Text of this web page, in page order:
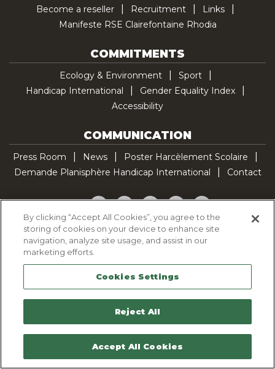
Become a reseller
Recruitment
Links
Manifeste RSE Clairefontaine Rhodia
COMMITMENTS
Ecology & Environment
Sport
Handicap International
Gender Equality Index
Accessibility
COMMUNICATION
Press Room News
Poster Harcèlement Scolaire
Demande Planisphère Handicap International
Contact
Facebook
TwitterYouTubePinterestTikTok
Cookie Policy
Legal Notice
Sitemap
Contactez-nous
By clicking “Accept All Cookies”, you agree to the
storing of cookies on your device to enhance site
navigation, analyze site usage, and assist in our
marketing efforts.
Cookies Settings
Reject All
Accept All Cookies